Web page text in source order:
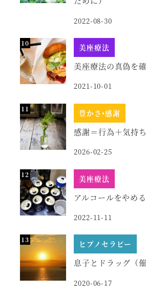
2022-08-30
美座療法
美座療法の真偽を
2021-10-01
豊かさ•感謝
感謝＝行為＋気持ち
2026-02-25
美座療法
アルコールをやめ
2022-11-11
ヒプノセラピー
息子とドラッグ（
2020-06-17